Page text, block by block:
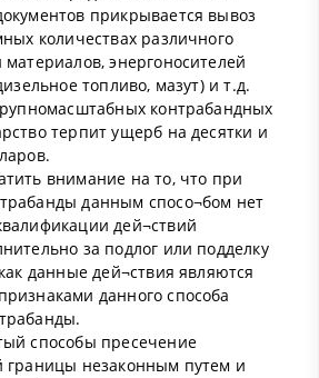
прикрывается вывоз
количествах различного
энергоносителей
топливо, мазут) и т.д.
контрабандных
терпит ущерб на десятки и
внимание на то, что при
данным спосо¬бом нет
дей¬ствий
за подлог или подделку
данные дей¬ствия являются
данного способа
способы пресечение
границы незаконным путем и